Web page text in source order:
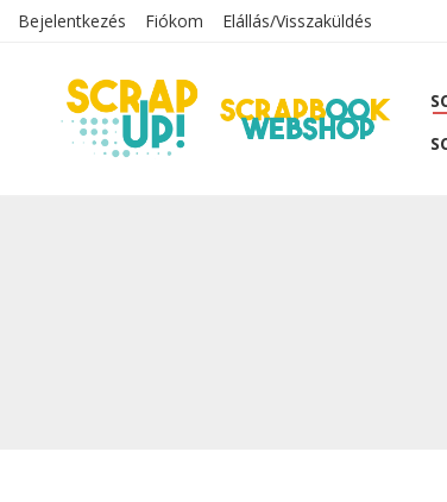
Bejelentkezés Fiókom Elállás/Visszaküldés